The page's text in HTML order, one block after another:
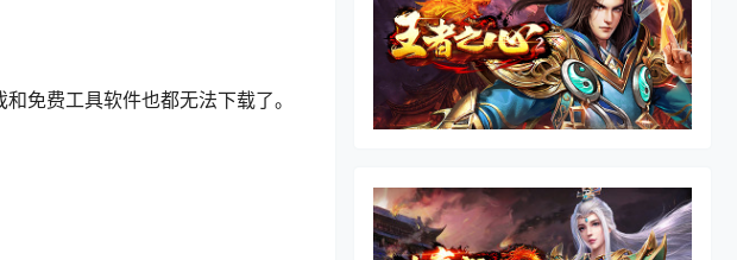
免费工具软件也都无法下载了。